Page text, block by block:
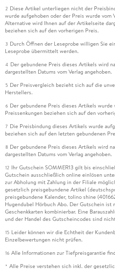
2 Diese Artikel unterliegen nicht der
wurde aufgehoben oder der Preis wurde
Alternative wird Ihnen auf der Artikelseite
beziehen sich auf den vorherigen Preis.
3 Durch Öffnen der Leseprobe willigen Sie
Leseprobe übermittelt werden.
4 Der gebundene Preis dieses Artikels wird
dargestellten Datums vom Verlag angehoben.
5 Der Preisvergleich bezieht sich auf die
Herstellers.
6 Der gebundene Preis dieses Artikels wurde
Preissenkungen beziehen sich auf den
7 Die Preisbindung dieses Artikels wurde
beziehen sich auf den letzten gebundenen
8 Der gebundene Preis dieses Artikels wird
dargestellten Datums vom Verlag angehoben.
12 Ihr Gutschein SOMMER13 gilt bis
Gutschein ausschließlich online einlösen
zur Abholung mit Zahlung in der Filiale
gesetzlich preisgebundene Artikel
preisgebundene Kalender, tolino shine
Hugendubel Hörbuch Abo. Der Gutschein
Geschenkkarten kombinierbar. Eine
und der Handel des Gutscheincodes sind
15 Leider können wir die Echtheit der
Einzelbewertungen nicht prüfen.
16 Alle Informationen zur Tiefpreisgarantie
* Alle Preise verstehen sich inkl. der